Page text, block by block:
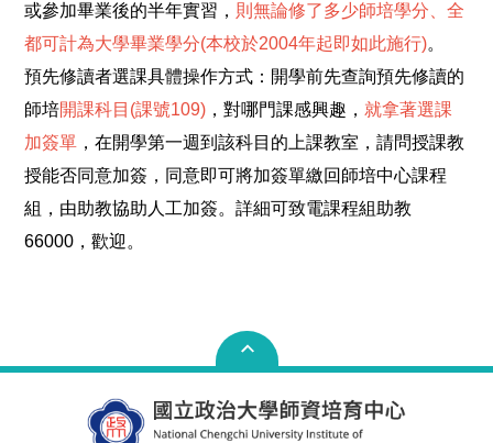
或參加畢業後的半年實習， 則無論修了多少師培學分、全
都可計為大學畢業學分(本校於2004年起即如此施行)。
預先修讀者選課具體操作方式：開學前先查詢預先修讀的
師培開課科目(課號109) ，對哪門課感興趣， 就拿著選課
加簽單 ，在開學第一週到該科目的上課教室，請問授課教
授能否同意加簽，同意即可將加簽單繳回師培中心課程
組，由助教協助人工加簽。詳細可致電課程組助教
66000，歡迎。